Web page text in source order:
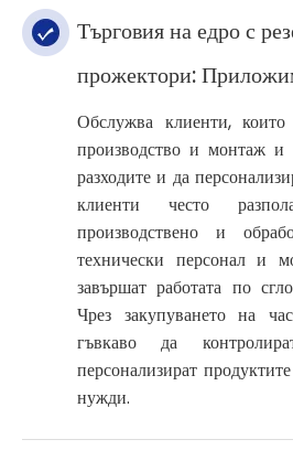
Търговия на едро с
прожектори:
Обслужва клиенти,
производство и монтаж и
разходите и да
клиенти често
производствено и
технически персонал и
завършат работата по
Чрез закупуването на
гъвкаво да
персонализират
нужди.